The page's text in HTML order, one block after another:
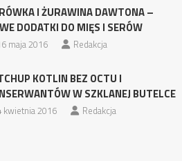
I ŻURAWINA DAWTONA –
DODATKI DO MIĘS I SERÓW
maja 2016 Redakcja
KOTLIN BEZ OCTU I
W SZKLANEJ BUTELCE
kwietnia 2016 Redakcja